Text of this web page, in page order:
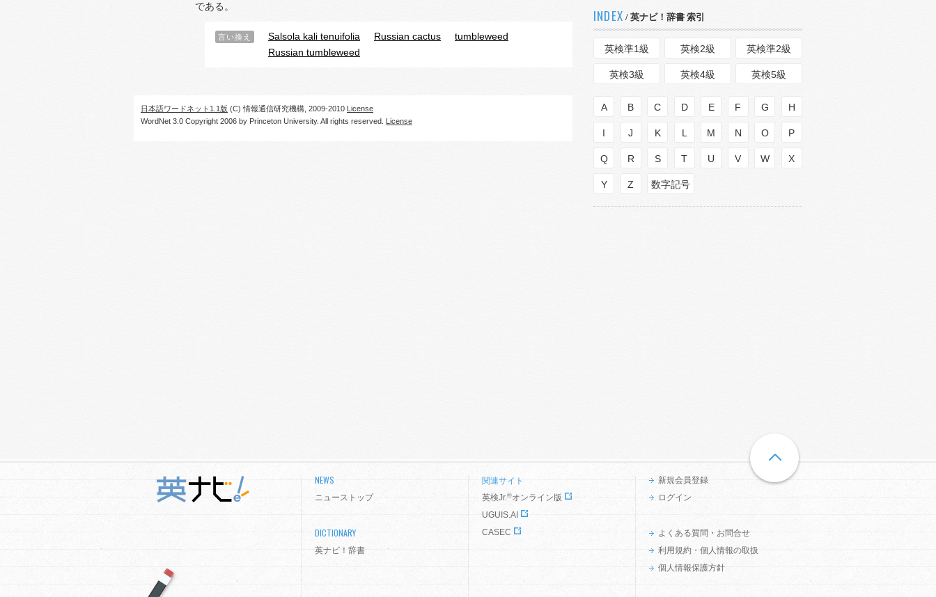
である。
言い換え Salsola kali tenuifolia Russian cactus
tumbleweed
Russian tumbleweed
日本語ワードネット1.1版 (C) 情報通信研究機構, 2009-2010 License
WordNet 3.0 Copyright 2006 by Princeton University. All rights reserved. License
INDEX / 英ナビ！辞書 索引
英検準1級 英検2級 英検準2級
英検3級 英検4級 英検5級
A B C D E F G H
I J K L M N O P
Q R S T U V W X
Y Z 数字記号
NEWS
ニューストップ
DICTIONARY
英ナビ！辞書
関連サイト
英検Jr.®オンライン版
UGUIS.AI
CASEC
新規会員登録
ログイン
よくある質問・お問合せ
利用規約・個人情報の取扱
個人情報保護方針